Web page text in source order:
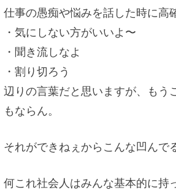
仕事の愚痴や悩みを話した時に高
・気にしない方がいいよ〜
・聞き流しなよ
・割り切ろう
辺りの言葉だと思いますが、もう
もならん。
それができねぇからこんな凹んで
何これ社会人はみんな基本的に持